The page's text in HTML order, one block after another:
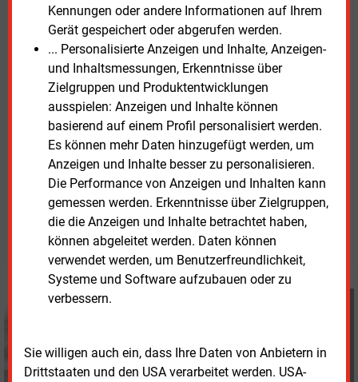
Kennungen oder andere Informationen auf Ihrem
Gerät gespeichert oder abgerufen werden.
... Personalisierte Anzeigen und Inhalte, Anzeigen-
und Inhaltsmessungen, Erkenntnisse über
Zielgruppen und Produktentwicklungen
ausspielen: Anzeigen und Inhalte können
basierend auf einem Profil personalisiert werden.
Es können mehr Daten hinzugefügt werden, um
Anzeigen und Inhalte besser zu personalisieren.
Die Performance von Anzeigen und Inhalten kann
gemessen werden. Erkenntnisse über Zielgruppen,
die die Anzeigen und Inhalte betrachtet haben,
können abgeleitet werden. Daten können
verwendet werden, um Benutzerfreundlichkeit,
Systeme und Software aufzubauen oder zu
verbessern.
Sie willigen auch ein, dass Ihre Daten von Anbietern in
Drittstaaten und den USA verarbeitet werden. USA-
Der Aufbau der Testplattform wurde vom
Bundesministerium für Wirtschaft und Energie
(BMWE) mit 3,8 Millionen Euro gefördert. Nach
Angaben der BAM soll „ModuH2Pipe“ auch dazu
beitragen, Regelwerke, Standards und Normen für
Wasserstoffnetze weiterzuentwickeln und damit den
sicheren Betrieb der künftigen Infrastruktur zu
unterstützen.
Davina Spohn
management.de